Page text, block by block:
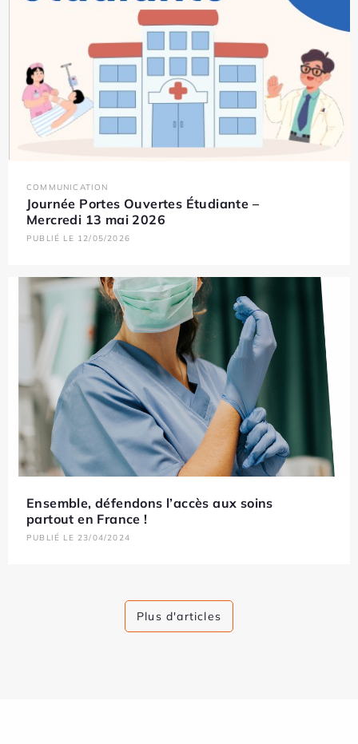
COMMUNICATION
Journée Portes Ouvertes Étudiante –
Mercredi 13 mai 2026
PUBLIÉ LE 12/05/2026
Ensemble, défendons l’accès aux soins
partout en France !
PUBLIÉ LE 23/04/2024
Plus d'articles